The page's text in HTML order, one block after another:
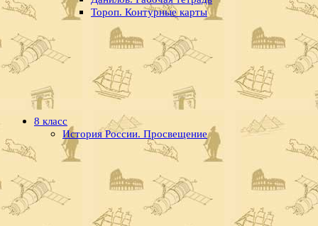
Тороп. Контурные карты
8 класс
История России. Просвещение